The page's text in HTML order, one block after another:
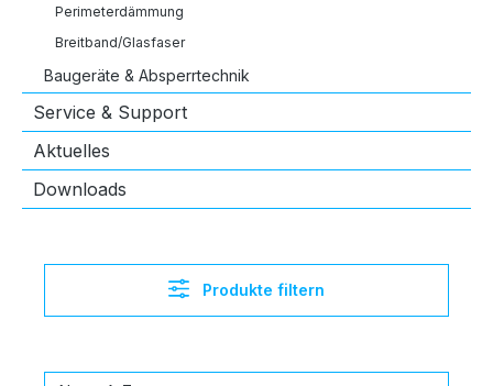
Perimeterdämmung
Breitband/Glasfaser
Baugeräte & Absperrtechnik
Service & Support
Aktuelles
Downloads
Produkte filtern